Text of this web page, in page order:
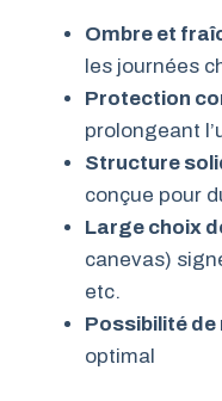
Ombre et
les journées
Protection
prolongeant
Structure
conçue pour
Large choix
canevas)
etc.
Possibilité
optimal